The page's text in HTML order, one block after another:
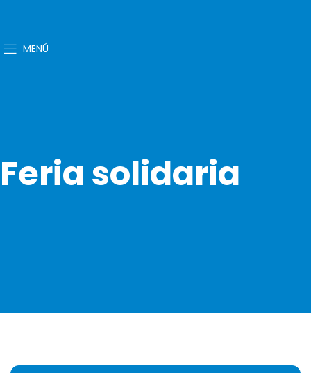
MENÚ
Feria solidaria